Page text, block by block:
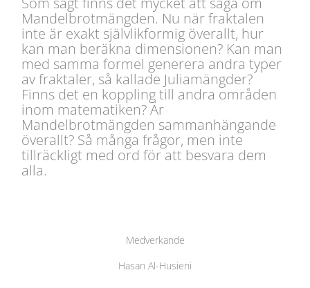
Mandelbrotmängden. Nu när fraktalen
inte är exakt självlikformig överallt, hur
kan man beräkna dimensionen? Kan man
med samma formel generera andra typer
av fraktaler, så kallade Juliamängder?
Finns det en koppling till andra områden
inom matematiken? Är
Mandelbrotmängden sammanhängande
överallt? Så många frågor, men inte
tillräckligt med ord för att besvara dem
alla.
Medverkande
Hasan Al-Husieni